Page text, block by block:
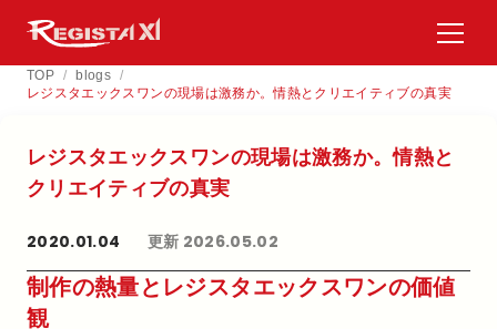
TOP / blogs /
レジスタエックスワンの現場は激務か。情熱とクリエイティブの真実
レジスタエックスワンの​現場は​激務か。​情熱と​
クリエイティブの​真実
2020.01.04 更新 2026.05.02
制作の熱量とレジスタエックスワンの価値
観